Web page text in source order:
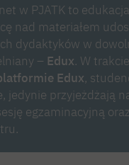
w PJATK to edukacja
nad materiałem
dydaktyków w
– Edux. W trakcie
Edux,
jedynie przyjeżdżają
egzaminacyjną